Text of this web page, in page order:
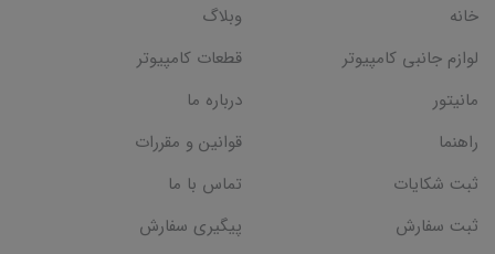
خانه
وبلاگ
لوازم جانبی کامپیوتر
قطعات کامپیوتر
مانیتور
درباره ما
راهنما
قوانین و مقررات
ثبت شکایات
تماس با ما
ثبت سفارش
پیگیری سفارش